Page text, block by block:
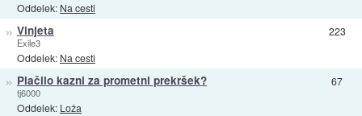
Oddelek: Na cesti
» Vinjeta
Exile3
Oddelek: Na cesti
223
» Plačilo kazni za prometni prekršek?
tj6000
Oddelek: Loža
67